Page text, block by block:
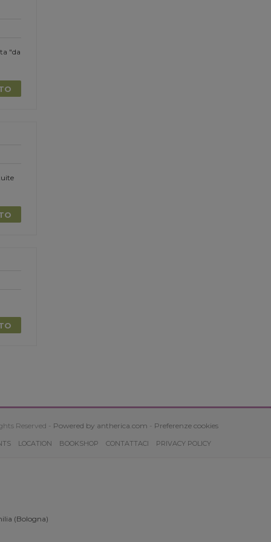
"da
Reserved - Powered by antherica.com - Preferenze cookies
LOCATION BOOKSHOP CONTATTACI PRIVACY POLICY
(Bologna)